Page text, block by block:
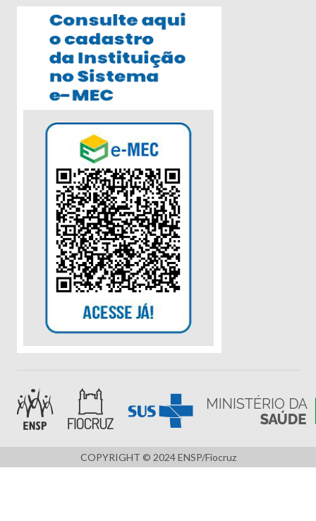
COPYRIGHT © 2024 ENSP/Fiocruz